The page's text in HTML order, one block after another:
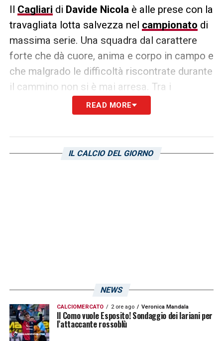
Il Cagliari di Davide Nicolaè alle prese con la
travagliata lotta salvezza nel campionato di
massima serie. Una squadra dal carattere
forte che dà cuore, anima e corpo in campo e
che malgrado le difficoltà riscontrate durante
il cammino non si è mai arresa. Tra i
componenti della rosa rossoblù vi è un
giocatore che ha registrato più assist dei
subentra in seguito:
READ MORE
IL CALCIO DEL GIORNO
NEWS
CALCIOMERCATO 2 ore ago Veronica Mandala
Il Como vuole Esposito! Sondaggio dei lariani per
l’attaccante rossoblù